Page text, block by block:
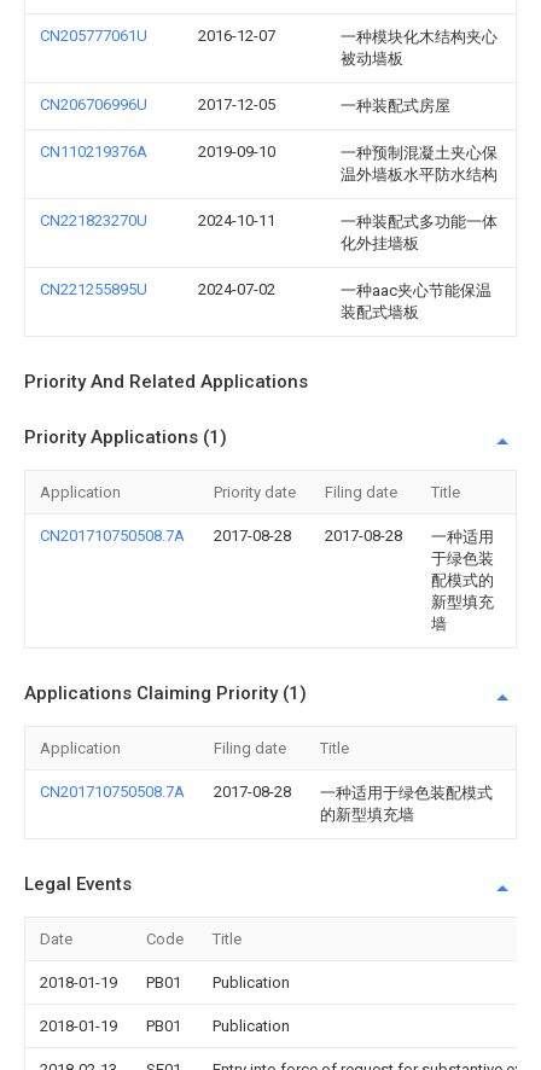
CN205777061U 2016-12-07
一种模块化木结构夹心
被动墙板
CN206706996U 2017-12-05 一种装配式房屋
CN110219376A 2019-09-10
一种预制混凝土夹心保
温外墙板水平防水结构
CN221823270U 2024-10-11
一种装配式多功能一体
化外挂墙板
CN221255895U 2024-07-02
一种aac夹心节能保温
装配式墙板
Priority And Related Applications
Priority Applications (1)
Application Priority date Filing date Title
CN201710750508.7A 2017-08-28 2017-08-28
一种适用
于绿色装
配模式的
新型填充
墙
Applications Claiming Priority (1)
Application Filing date Title
CN201710750508.7A 2017-08-28
一种适用于绿色装配模式
的新型填充墙
Legal Events
Date Code Title
2018-01-19 PB01 Publication
2018-01-19 PB01 Publication